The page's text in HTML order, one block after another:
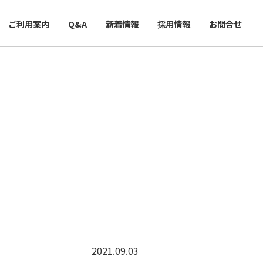
ご利用案内 Q&A 新着情報 採用情報 お問合せ
2021.09.03